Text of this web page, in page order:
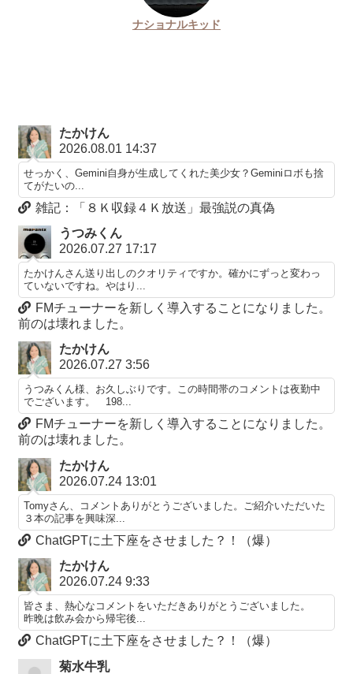
ナショナルキッド
たかけん
2026.08.01 14:37
せっかく、Gemini自身が生成してくれた美少女？Geminiロボも捨
てがたいの...
雑記：「８Ｋ収録４Ｋ放送」最強説の真偽
うつみくん
2026.07.27 17:17
たかけんさん送り出しのクオリティですか。確かにずっと変わっ
ていないですね。やはり...
FMチューナーを新しく導入することになりました。
前のは壊れました。
たかけん
2026.07.27 3:56
うつみくん様、お久しぶりです。この時間帯のコメントは夜勤中
でございます。 198...
FMチューナーを新しく導入することになりました。
前のは壊れました。
たかけん
2026.07.24 13:01
Tomyさん、コメントありがとうございました。ご紹介いただいた
３本の記事を興味深...
ChatGPTに土下座をさせました？！（爆）
たかけん
2026.07.24 9:33
皆さま、熱心なコメントをいただきありがとうございました。
昨晩は飲み会から帰宅後...
ChatGPTに土下座をさせました？！（爆）
菊水牛乳